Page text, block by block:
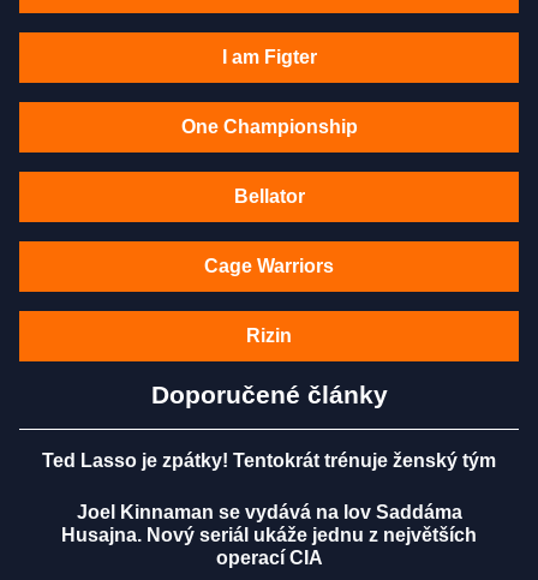
I am Figter
One Championship
Bellator
Cage Warriors
Rizin
Doporučené články
Ted Lasso je zpátky! Tentokrát trénuje ženský tým
Joel Kinnaman se vydává na lov Saddáma
Husajna. Nový seriál ukáže jednu z největších
operací CIA